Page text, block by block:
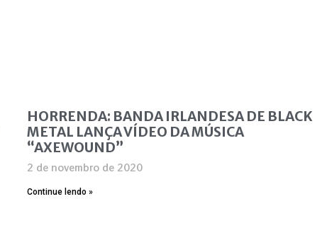
HORRENDA: BANDA IRLANDESA DE BLACK
METAL LANÇA VÍDEO DA MÚSICA
“AXEWOUND”
2 de novembro de 2020
Continue lendo »